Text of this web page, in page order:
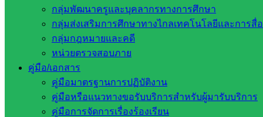
กลุ่มพัฒนาครูและบุคลากรทางการศึกษา
กลุ่มส่งเสริมการศึกษาทางไกลเทคโนโลยีและการสื่
กลุ่มกฎหมายและคดี
หน่วยตรวจสอบภาย
คู่มือ/เอกสาร
คู่มือมาตรฐานการปฏิบัติงาน
คู่มือหรือแนวทางขอรับบริการสำหรับผู้มารับบริการ
คู่มือการจัดการเรื่องร้องเรียน